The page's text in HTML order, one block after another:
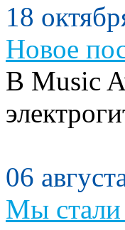
18
Новое
В Music
06
Мы стали